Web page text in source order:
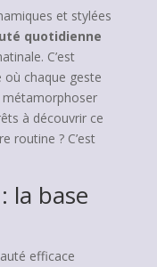
et stylées
quotidienne
C’est
chaque geste
à découvrir ce
routine ? C’est
la base
efficace